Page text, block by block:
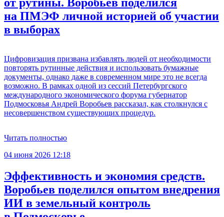
от рутины. Воробьев поделился
на ПМЭФ личной историей об участии
в выборах
Цифровизация призвана избавлять людей от необходимости
повторять рутинные действия и использовать бумажные
документы, однако даже в современном мире это не всегда
возможно. В рамках одной из сессий Петербургского
международного экономического форума губернатор
Подмосковья Андрей Воробьев рассказал, как столкнулся с
несовершенством существующих процедур.
Читать полностью
04 июня 2026 12:18
Эффективность и экономия средств.
Воробьев поделился опытом внедрения
ИИ в земельный контроль